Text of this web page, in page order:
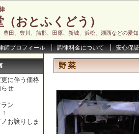
（おとふくどう）
豊田、豊川、蒲郡、田原、新城、浜松、湖西などの愛
師プロフィール 調律料金について 安心保
野菜
に伴う価格
せ
ン
お譲りしま